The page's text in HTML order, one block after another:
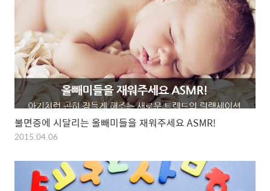
불면증에 시달리는 올빼미들을 재워주세요 ASMR!
2015.04.06